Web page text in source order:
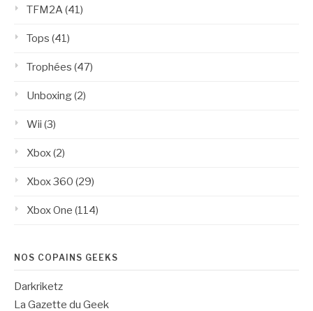
TFM2A(41)
Tops (41)
Trophées (47)
Unboxing(2)
Wii (3)
Xbox(2)
Xbox 360 (29)
Xbox One (114)
NOS COPAINS GEEKS
Darkriketz
La Gazette du Geek